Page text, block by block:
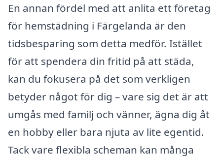
En annan fördel med att anlita ett företag
för hemstädning i Färgelanda är den
tidsbesparing som detta medför. Istället
för att spendera din fritid på att städa,
kan du fokusera på det som verkligen
betyder något för dig – vare sig det är att
umgås med familj och vänner, ägna dig åt
en hobby eller bara njuta av lite egentid.
Tack vare flexibla scheman kan många